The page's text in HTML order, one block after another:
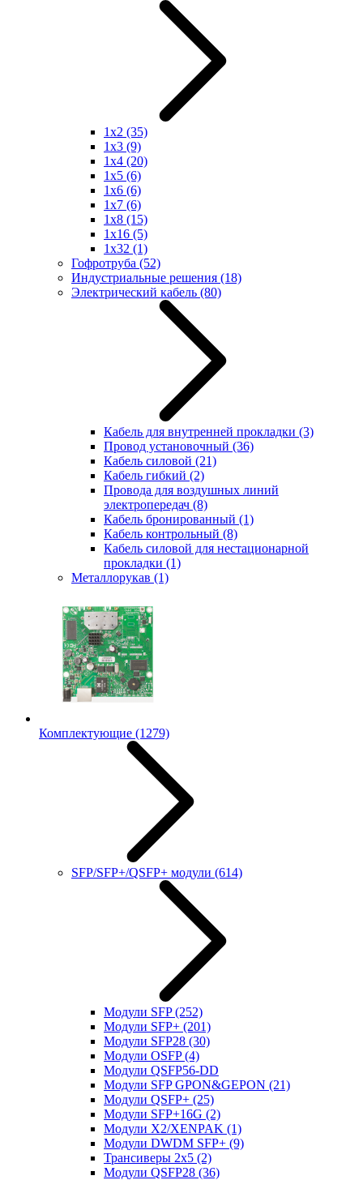
1x2 (35)
1x3 (9)
1x4 (20)
1x5 (6)
1x6 (6)
1x7 (6)
1x8 (15)
1x16 (5)
1x32 (1)
Гофротруба (52)
Индустриальные решения (18)
Электрический кабель (80)
Кабель для внутренней прокладки (3)
Провод установочный (36)
Кабель силовой (21)
Кабель гибкий (2)
Провода для воздушных линий
электропередач (8)
Кабель бронированный (1)
Кабель контрольный (8)
Кабель силовой для нестационарной
прокладки (1)
Металлорукав (1)
Комплектующие (1279)
SFP/SFP+/QSFP+ модули (614)
Модули SFP(252)
Модули SFP+ (201)
Модули SFP28 (30)
Модули OSFP(4)
Модули QSFP56-DD
Модули SFP GPON&GEPON (21)
Модули QSFP+ (25)
Модули SFP+16G (2)
Модули X2/XENPAK (1)
Модули DWDM SFP+ (9)
Трансиверы 2x5 (2)
Модули QSFP28 (36)